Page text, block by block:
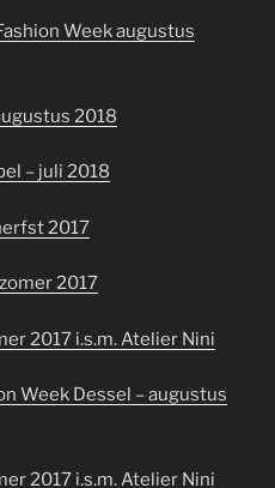
Week augustus
2018
– juli 2018
2017
2017
2017 i.s.m. Atelier Nini
Week Dessel – augustus
2017 i.s.m. Atelier Nini